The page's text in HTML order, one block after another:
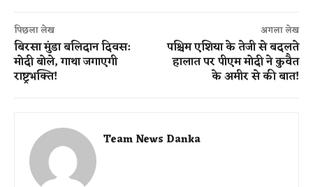
पिछला लेख
बिरसा मुंडा बलिदान दिवस:
मोदी बोले, गाथा जगाएगी
राष्ट्रभक्ति!
अगला लेख
पश्चिम एशिया के तेजी से बदलते
हालात पर पीएम मोदी ने कुवैत
के अमीर से की बात!
Team News Danka